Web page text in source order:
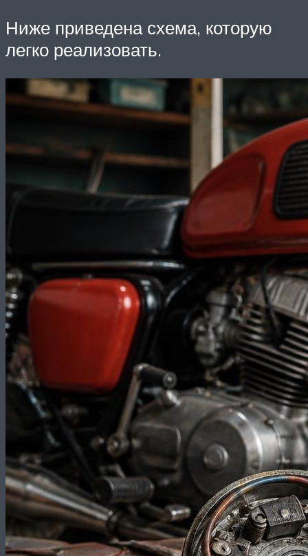
Ниже приведена схема, которую
легко реализовать.